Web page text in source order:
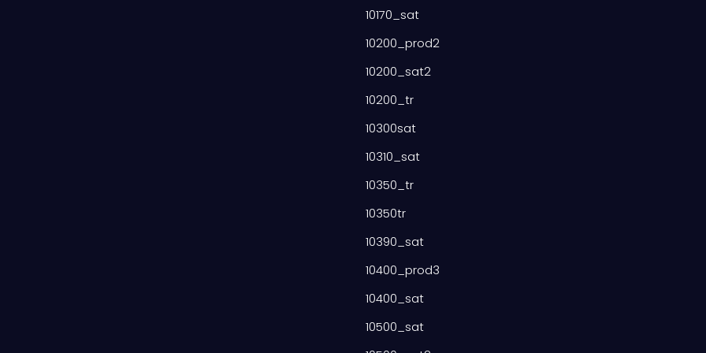
10170_sat
10200_prod2
10200_sat2
10200_tr
10300sat
10310_sat
10350_tr
10350tr
10390_sat
10400_prod3
10400_sat
10500_sat